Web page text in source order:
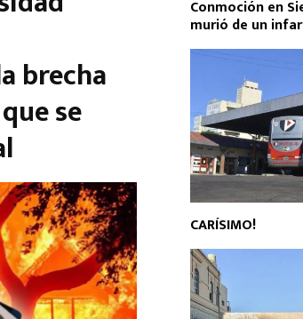
brecha
se
Conmoción en
murió de un
CARÍSIMO!